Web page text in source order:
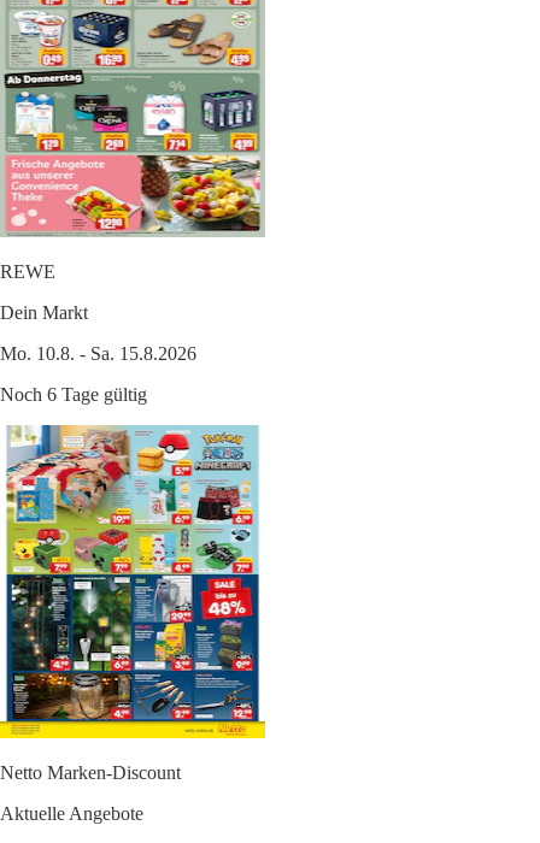
REWE
Dein Markt
Mo. 10.8. - Sa. 15.8.2026
Noch 6 Tage gültig
Netto Marken-Discount
Aktuelle Angebote